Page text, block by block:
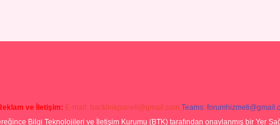
ve İletişim: E-mail: backlinkpaneli@gmail.com Teams:
Bilgi Teknolojileri ve İletişim Kurumu (BTK) tarafından onaylanmış bir Yer